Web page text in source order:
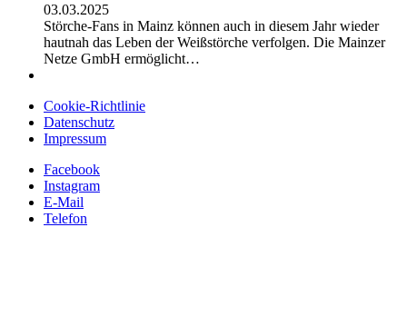
03.03.2025
Störche-Fans in Mainz können auch in diesem Jahr wieder
hautnah das Leben der Weißstörche verfolgen. Die Mainzer
Netze GmbH ermöglicht…
Cookie-Richtlinie
Datenschutz
Impressum
Facebook
Instagram
E-Mail
Telefon